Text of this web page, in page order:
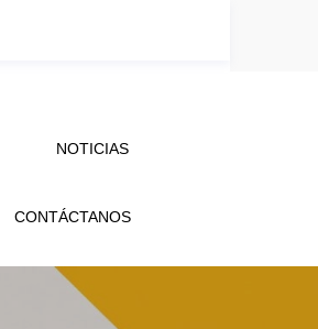
NOTICIAS
CONTÁCTANOS